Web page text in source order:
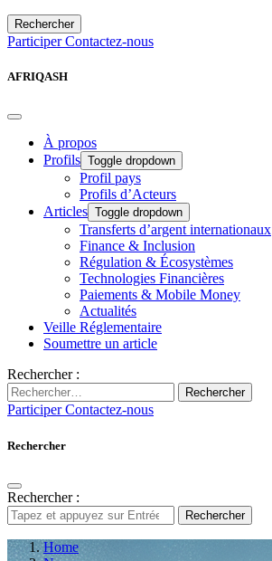
Rechercher
ParticiperContactez-nous
AFRIQASH
À propos
Profils Toggle dropdown
Profil pays
Profils d’Acteurs
Articles Toggle dropdown
Transferts d’argent internationaux
Finance & Inclusion
Régulation & Écosystèmes
Technologies Financières
Paiements & Mobile Money
Actualités
Veille Réglementaire
Soumettre un article
Rechercher :
Rechercher
ParticiperContactez-nous
Rechercher
Rechercher :
Rechercher
Home